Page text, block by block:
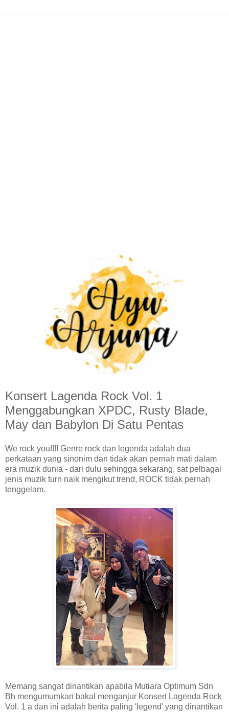
Konsert Lagenda Rock Vol. 1
Menggabungkan XPDC, Rusty Blade,
May dan Babylon Di Satu Pentas
We rock you!!!! Genre rock dan legenda adalah dua
perkataan yang sinonim dan tidak akan pernah mati dalam
era muzik dunia - dari dulu sehingga sekarang, sat pelbagai
jenis muzik turn naik mengikut trend, ROCK tidak pernah
tenggelam.
Memang sangat dinantikan apabila Mutiara Optimum Sdn
Bh mengumumkan bakal menganjur Konsert Lagenda Rock
Vol. 1 a dan ini adalah berita paling 'legend' yang dinantikan